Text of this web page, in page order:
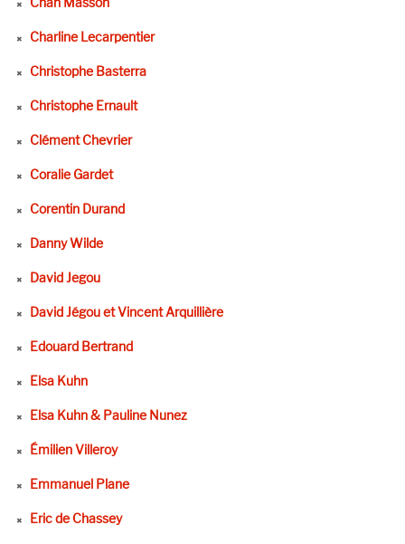
Charline Lecarpentier
Christophe Basterra
Christophe Ernault
Clément Chevrier
Coralie Gardet
Corentin Durand
Danny Wilde
David Jegou
David Jégou et Vincent Arquillière
Edouard Bertrand
Elsa Kuhn
Elsa Kuhn & Pauline Nunez
Émilien Villeroy
Emmanuel Plane
Eric de Chassey